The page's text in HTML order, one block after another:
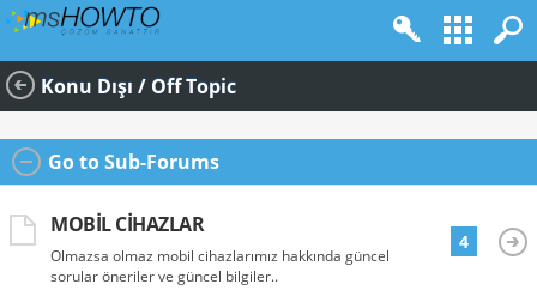
Konu Dışı / Off Topic
Go to Sub-Forums
MOBIL CIHAZLAR
Olmazsa olmaz mobil cihazlarımız hakkında güncel
sorular öneriler ve güncel bilgiler..
4